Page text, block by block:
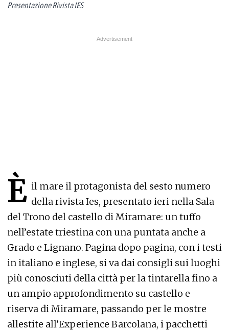
Presentazione Rivista IES
È il mare il protagonista del sesto numero
della rivista Ies, presentato ieri nella Sala
del Trono del castello di Miramare: un tuffo
nell’estate triestina con una puntata anche a
Grado e Lignano. Pagina dopo pagina, con i testi
in italiano e inglese, si va dai consigli sui luoghi
più conosciuti della città per la tintarella fino a
un ampio approfondimento su castello e
riserva di Miramare, passando per le mostre
allestite all’Experience Barcolana, i pacchetti